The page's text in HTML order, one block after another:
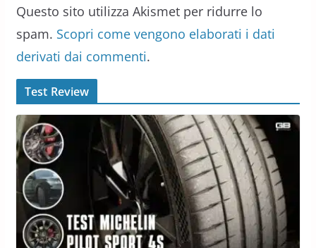
Questo sito utilizza Akismet per ridurre lo
spam. Scopri come vengono elaborati i dati
derivati dai commenti.
Test Review